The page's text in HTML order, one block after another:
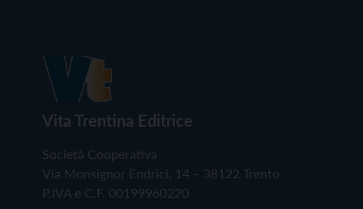
Vita Trentina Editrice
Società Cooperativa
Via Monsignor Endrici, 14 – 38122 Trento
P.IVA e C.F. 00199960220